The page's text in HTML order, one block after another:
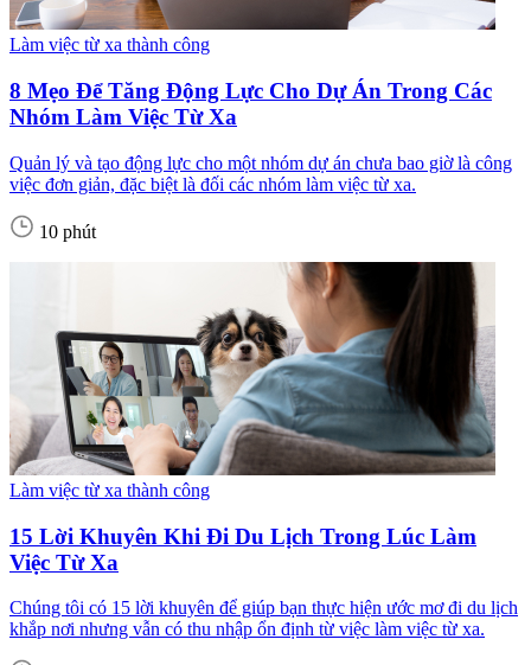
Làm việc từ xa thành công
8 Mẹo Để Tăng Động Lực Cho Dự Án Trong Các
Nhóm Làm Việc Từ Xa
Quản lý và tạo động lực cho một nhóm dự án chưa bao giờ là công
việc đơn giản, đặc biệt là đối các nhóm làm việc từ xa.
10 phút
Làm việc từ xa thành công
15 Lời Khuyên Khi Đi Du Lịch Trong Lúc Làm
Việc Từ Xa
Chúng tôi có 15 lời khuyên để giúp bạn thực hiện ước mơ đi du lịch
khắp nơi nhưng vẫn có thu nhập ổn định từ việc làm việc từ xa.